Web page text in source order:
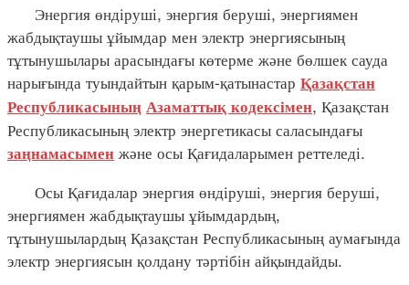
Энергия өндіруші, энергия беруші, энергиямен
жабдықтаушы ұйымдар мен электр энергиясының
тұтынушылары арасындағы көтерме және бөлшек сауда
нарығында туындайтын қарым-қатынастар Қазақстан
Республикасының Азаматтық кодексімен, Қазақстан
Республикасының электр энергетикасы саласындағы
заңнамасымен және осы Қағидаларымен реттеледі.
Осы Қағидалар энергия өндіруші, энергия беруші,
энергиямен жабдықтаушы ұйымдардың,
тұтынушылардың Қазақстан Республикасының аумағында
электр энергиясын қолдану тәртібін айқындайды.